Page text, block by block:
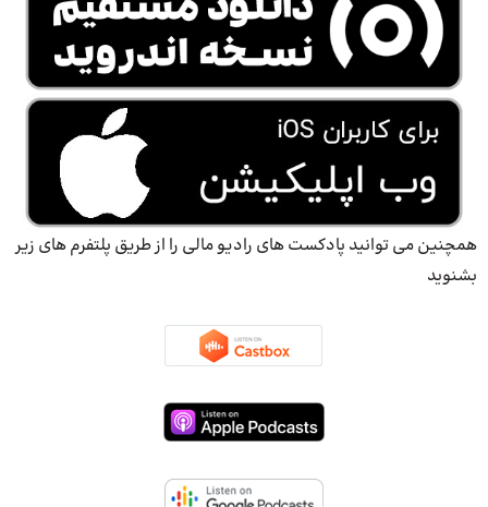
همچنین می توانید پادکست های رادیو مالی را از طریق پلتفرم های زیر
بشنوید